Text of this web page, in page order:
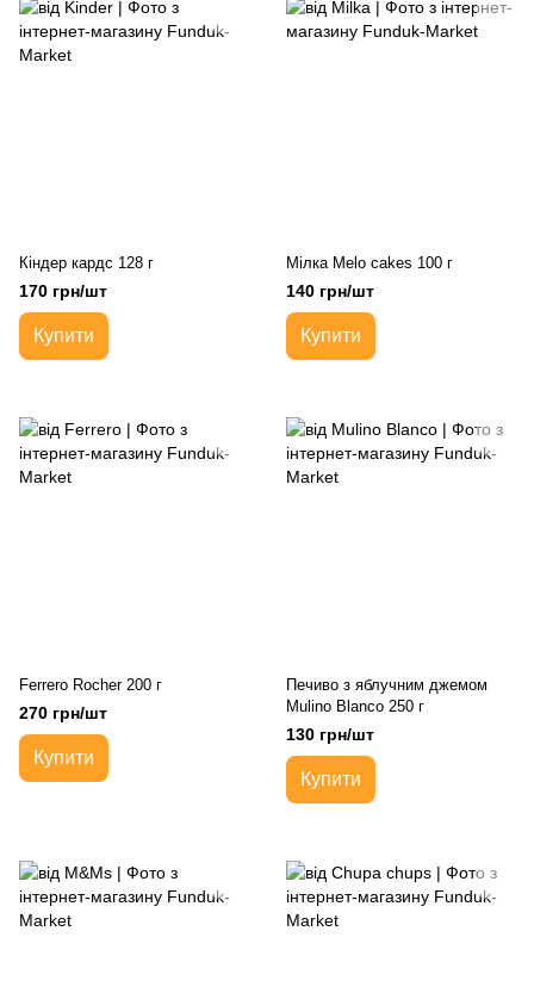
Кіндер кардс 128 г
170 грн/шт
Купити
Мілка Melo cakes 100 г
140 грн/шт
Купити
Ferrero Rocher 200 г
270 грн/шт
Купити
Печиво з яблучним джемом
Mulino Blanco 250 г
130 грн/шт
Купити